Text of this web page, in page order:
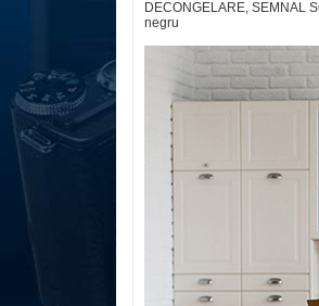
DECONGELARE, SEMNAL
negru